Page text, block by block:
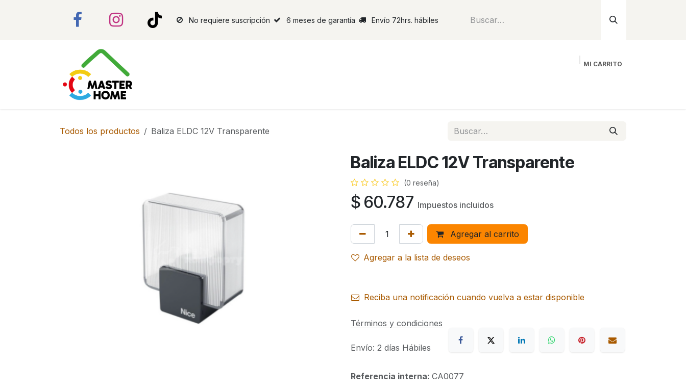
No requiere suscripción 6 meses de garantía Envío 72hrs. hábiles
MI CARRITO
Todos los productos Baliza ELDC 12V Transparente
Baliza ELDC 12V Transparente
(0 reseña)
$ 60.787 Impuestos incluidos
Agregar al carrito
Agregar a la lista de deseos
Reciba una notificación cuando vuelva a estar disponible
Términos y condiciones
Envío: 2 días Hábiles
Referencia interna: CA0077